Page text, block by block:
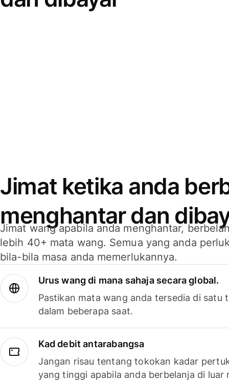
Jimat ketika anda
menghantar dan
Jimat wang apabila anda menghantar,
lebih 40+ mata wang. Semua yang anda
bila-bila masa anda memerlukannya.
Urus wang di mana sahaja secara global.
Pastikan mata wang anda tersedia di satu
dalam beberapa saat.
Kad debit antarabangsa
Jangan risau tentang tokokan kadar
yang tinggi apabila anda berbelanja di luar